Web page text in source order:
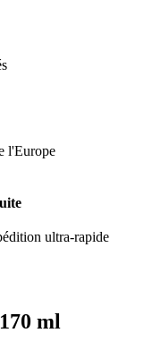
l'Europe
ultra-rapide
ml